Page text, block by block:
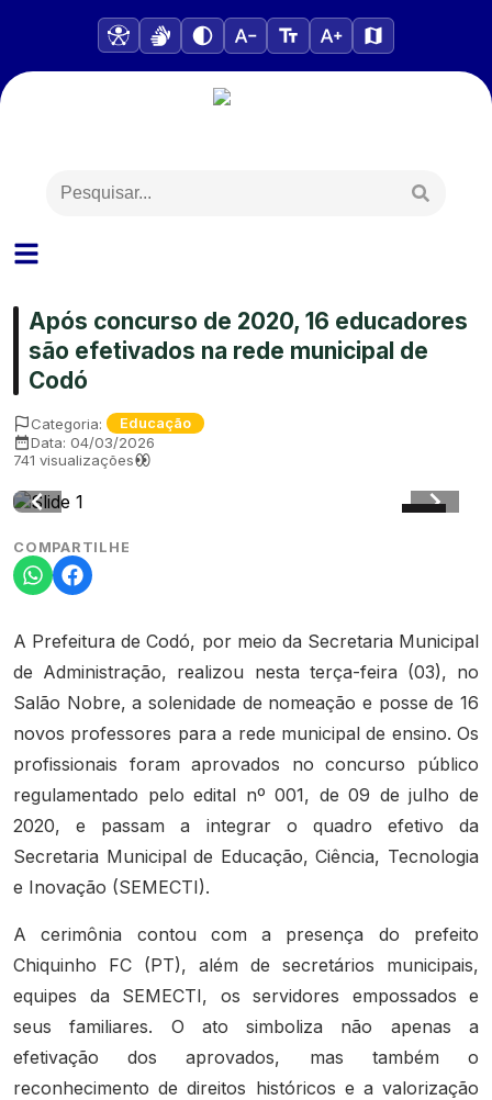
Após concurso de 2020, 16 educadores
são efetivados na rede municipal de
Codó
Categoria: Educação
Data: 04/03/2026
741 visualizações
COMPARTILHE
A Prefeitura de Codó, por meio da Secretaria Municipal
de Administração, realizou nesta terça-feira (03), no
Salão Nobre, a solenidade de nomeação e posse de 16
novos professores para a rede municipal de ensino. Os
profissionais foram aprovados no concurso público
regulamentado pelo edital nº 001, de 09 de julho de
2020, e passam a integrar o quadro efetivo da
Secretaria Municipal de Educação, Ciência, Tecnologia
e Inovação (SEMECTI).
A cerimônia contou com a presença do prefeito
Chiquinho FC (PT), além de secretários municipais,
equipes da SEMECTI, os servidores empossados e
seus familiares. O ato simboliza não apenas a
efetivação dos aprovados, mas também o
reconhecimento de direitos históricos e a valorização